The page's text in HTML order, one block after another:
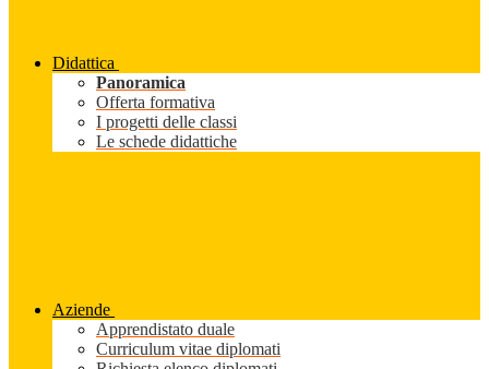
Didattica
Panoramica
Offerta formativa
I progetti delle classi
Le schede didattiche
Aziende
Apprendistato duale
Curriculum vitae diplomati